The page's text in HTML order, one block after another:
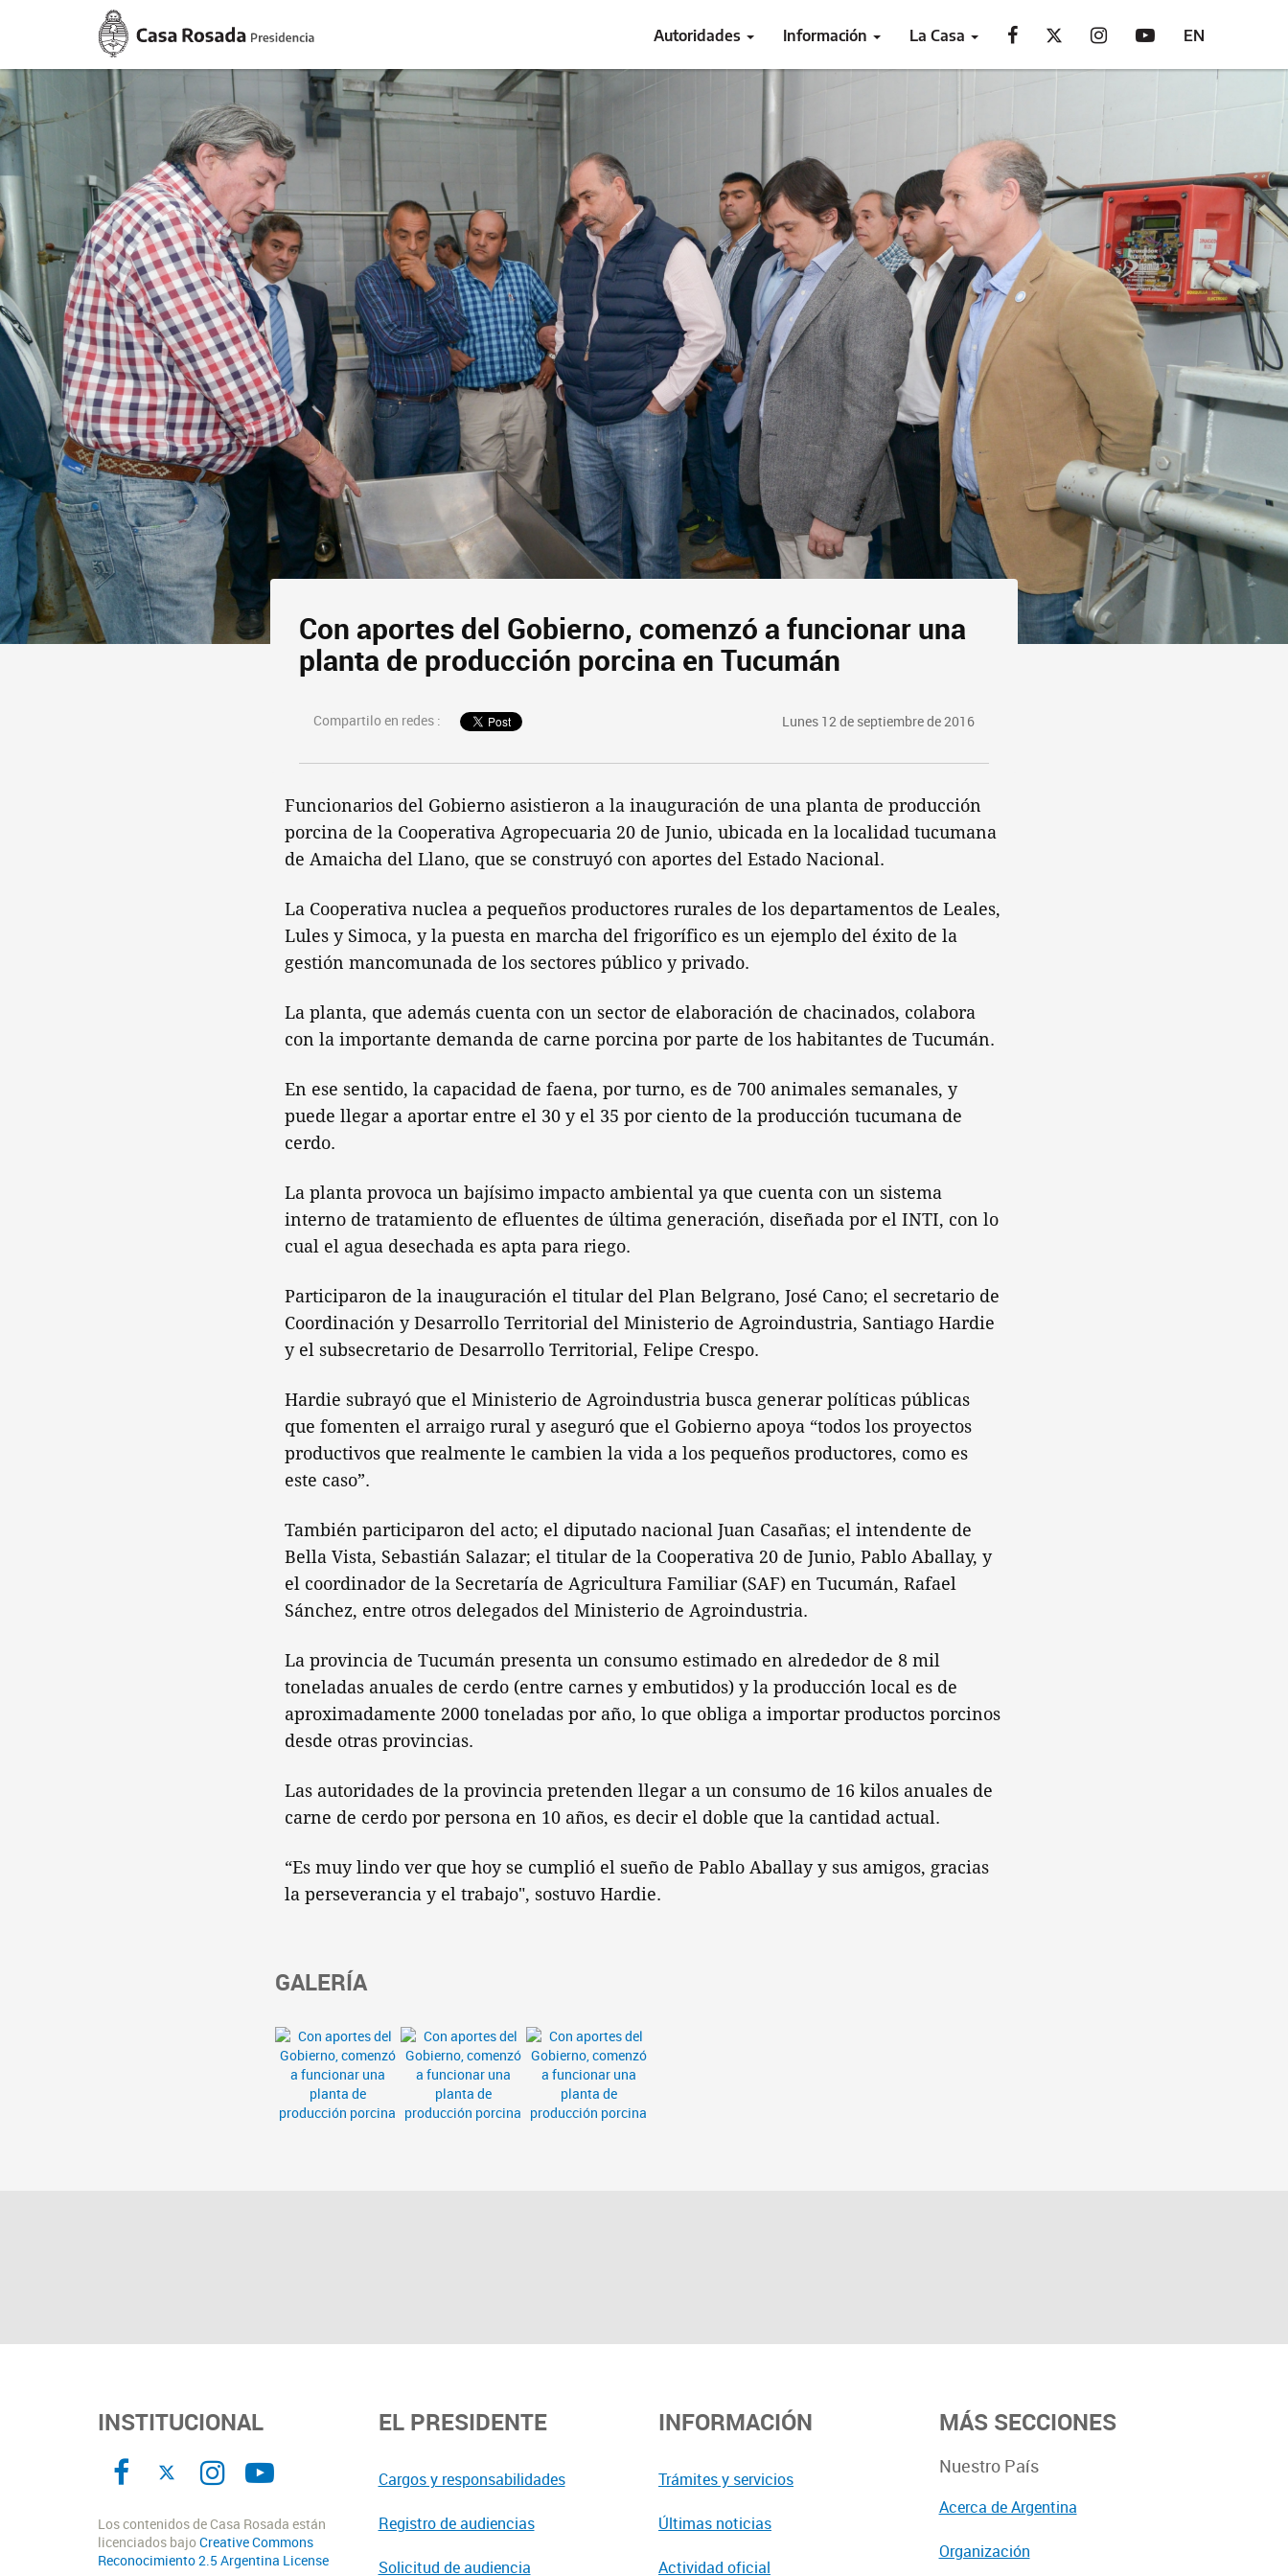
Casa
Rosada
Presidencia
de
Nación
Autoridades Información La Casa EN
Con aportes del Gobierno, comenzó a funcionar una
planta de producción porcina en Tucumán
Compartilo en redes : Lunes 12 de septiembre de 2016
Funcionarios del Gobierno asistieron a la inauguración de una planta de producción
porcina de la Cooperativa Agropecuaria 20 de Junio, ubicada en la localidad tucumana
de Amaicha del Llano, que se construyó con aportes del Estado Nacional.
La Cooperativa nuclea a pequeños productores rurales de los departamentos de Leales,
Lules y Simoca, y la puesta en marcha del frigorífico es un ejemplo del éxito de la
gestión mancomunada de los sectores público y privado.
La planta, que además cuenta con un sector de elaboración de chacinados, colabora
con la importante demanda de carne porcina por parte de los habitantes de Tucumán.
En ese sentido, la capacidad de faena, por turno, es de 700 animales semanales, y
puede llegar a aportar entre el 30 y el 35 por ciento de la producción tucumana de
cerdo.
La planta provoca un bajísimo impacto ambiental ya que cuenta con un sistema
interno de tratamiento de efluentes de última generación, diseñada por el INTI, con lo
cual el agua desechada es apta para riego.
Participaron de la inauguración el titular del Plan Belgrano, José Cano; el secretario de
Coordinación y Desarrollo Territorial del Ministerio de Agroindustria, Santiago Hardie
y el subsecretario de Desarrollo Territorial, Felipe Crespo.
Hardie subrayó que el Ministerio de Agroindustria busca generar políticas públicas
que fomenten el arraigo rural y aseguró que el Gobierno apoya “todos los proyectos
productivos que realmente le cambien la vida a los pequeños productores, como es
este caso”.
También participaron del acto; el diputado nacional Juan Casañas; el intendente de
Bella Vista, Sebastián Salazar; el titular de la Cooperativa 20 de Junio, Pablo Aballay, y
el coordinador de la Secretaría de Agricultura Familiar (SAF) en Tucumán, Rafael
Sánchez, entre otros delegados del Ministerio de Agroindustria.
La provincia de Tucumán presenta un consumo estimado en alrededor de 8 mil
toneladas anuales de cerdo (entre carnes y embutidos) y la producción local es de
aproximadamente 2000 toneladas por año, lo que obliga a importar productos porcinos
desde otras provincias.
Las autoridades de la provincia pretenden llegar a un consumo de 16 kilos anuales de
carne de cerdo por persona en 10 años, es decir el doble que la cantidad actual.
“Es muy lindo ver que hoy se cumplió el sueño de Pablo Aballay y sus amigos, gracias
la perseverancia y el trabajo", sostuvo Hardie.
GALERÍA
INSTITUCIONAL
Los contenidos de Casa Rosada están
licenciados bajoCreative Commons
Reconocimiento 2.5 Argentina License
EL PRESIDENTE
Cargos y responsabilidades
Registro de audiencias
Solicitud de audiencia
INFORMACIÓN
Trámites y servicios
Últimas noticias
Actividad oficial
MÁS SECCIONES
Nuestro País
Acerca de Argentina
Organización